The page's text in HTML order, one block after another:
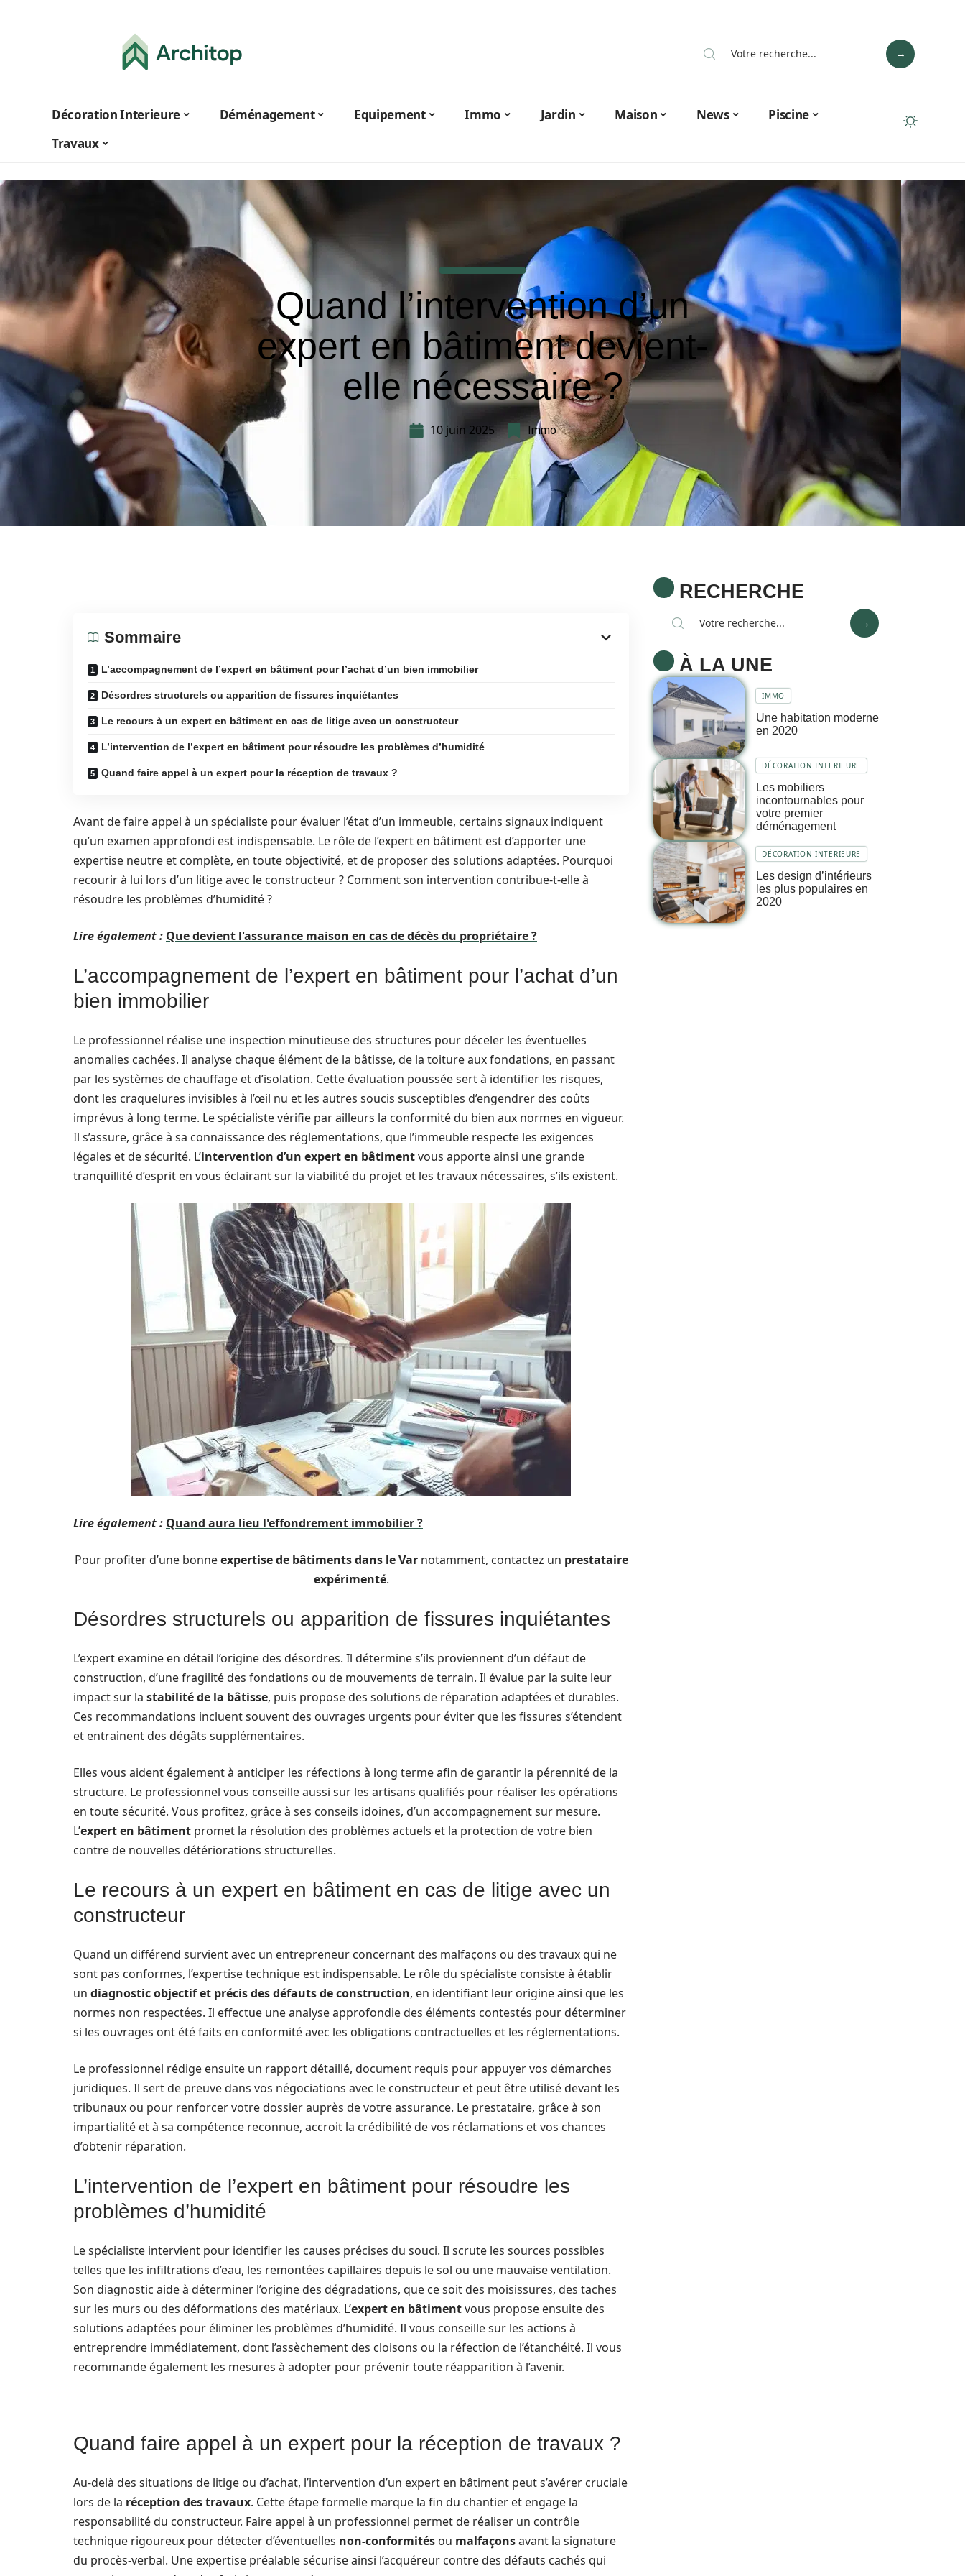
Décoration Interieure Déménagement Equipement Immo Jardin Maison News
Piscine
Travaux
Quand l’intervention d’un
expert en bâtiment devient-
elle nécessaire ?
10 juin 2025 Immo
Sommaire
L’accompagnement de l’expert en bâtiment pour l’achat d’un bien immobilier
Désordres structurels ou apparition de fissures inquiétantes
Le recours à un expert en bâtiment en cas de litige avec un constructeur
L’intervention de l’expert en bâtiment pour résoudre les problèmes d’humidité
Quand faire appel à un expert pour la réception de travaux ?
Avant de faire appel à un spécialiste pour évaluer l’état d’un immeuble, certains signaux indiquent
qu’un examen approfondi est indispensable. Le rôle de l’expert en bâtiment est d’apporter une
expertise neutre et complète, en toute objectivité, et de proposer des solutions adaptées. Pourquoi
recourir à lui lors d’un litige avec le constructeur ? Comment son intervention contribue-t-elle à
résoudre les problèmes d’humidité ?
Lire également : Que devient l'assurance maison en cas de décès du propriétaire ?
L’accompagnement de l’expert en bâtiment pour l’achat d’un
bien immobilier
Le professionnel réalise une inspection minutieuse des structures pour déceler les éventuelles
anomalies cachées. Il analyse chaque élément de la bâtisse, de la toiture aux fondations, en passant
par les systèmes de chauffage et d’isolation. Cette évaluation poussée sert à identifier les risques,
dont les craquelures invisibles à l’œil nu et les autres soucis susceptibles d’engendrer des coûts
imprévus à long terme. Le spécialiste vérifie par ailleurs la conformité du bien aux normes en vigueur.
Il s’assure, grâce à sa connaissance des réglementations, que l’immeuble respecte les exigences
légales et de sécurité. L’intervention d’un expert en bâtimentvous apporte ainsi une grande
tranquillité d’esprit en vous éclairant sur la viabilité du projet et les travaux nécessaires, s’ils existent.
Lire également : Quand aura lieu l'effondrement immobilier ?
Pour profiter d’une bonneexpertise de bâtiments dans le Varnotamment, contactez un prestataire
expérimenté.
Désordres structurels ou apparition de fissures inquiétantes
L’expert examine en détail l’origine des désordres. Il détermine s’ils proviennent d’un défaut de
construction, d’une fragilité des fondations ou de mouvements de terrain. Il évalue par la suite leur
impact sur la stabilité de la bâtisse, puis propose des solutions de réparation adaptées et durables.
Ces recommandations incluent souvent des ouvrages urgents pour éviter que les fissures s’étendent
et entrainent des dégâts supplémentaires.
Elles vous aident également à anticiper les réfections à long terme afin de garantir la pérennité de la
structure. Le professionnel vous conseille aussi sur les artisans qualifiés pour réaliser les opérations
en toute sécurité. Vous profitez, grâce à ses conseils idoines, d’un accompagnement sur mesure.
L’expert en bâtiment promet la résolution des problèmes actuels et la protection de votre bien
contre de nouvelles détériorations structurelles.
Le recours à un expert en bâtiment en cas de litige avec un
constructeur
Quand un différend survient avec un entrepreneur concernant des malfaçons ou des travaux qui ne
sont pas conformes, l’expertise technique est indispensable. Le rôle du spécialiste consiste à établir
un diagnostic objectif et précis des défauts de construction, en identifiant leur origine ainsi que les
normes non respectées. Il effectue une analyse approfondie des éléments contestés pour déterminer
si les ouvrages ont été faits en conformité avec les obligations contractuelles et les réglementations.
Le professionnel rédige ensuite un rapport détaillé, document requis pour appuyer vos démarches
juridiques. Il sert de preuve dans vos négociations avec le constructeur et peut être utilisé devant les
tribunaux ou pour renforcer votre dossier auprès de votre assurance. Le prestataire, grâce à son
impartialité et à sa compétence reconnue, accroit la crédibilité de vos réclamations et vos chances
d’obtenir réparation.
L’intervention de l’expert en bâtiment pour résoudre les
problèmes d’humidité
Le spécialiste intervient pour identifier les causes précises du souci. Il scrute les sources possibles
telles que les infiltrations d’eau, les remontées capillaires depuis le sol ou une mauvaise ventilation.
Son diagnostic aide à déterminer l’origine des dégradations, que ce soit des moisissures, des taches
sur les murs ou des déformations des matériaux. L’expert en bâtimentvous propose ensuite des
solutions adaptées pour éliminer les problèmes d’humidité. Il vous conseille sur les actions à
entreprendre immédiatement, dont l’assèchement des cloisons ou la réfection de l’étanchéité. Il vous
recommande également les mesures à adopter pour prévenir toute réapparition à l’avenir.
Quand faire appel à un expert pour la réception de travaux ?
Au-delà des situations de litige ou d’achat, l’intervention d’un expert en bâtiment peut s’avérer cruciale
lors de la réception des travaux. Cette étape formelle marque la fin du chantier et engage la
responsabilité du constructeur. Faire appel à un professionnel permet de réaliser un contrôle
technique rigoureux pour détecter d’éventuelles non-conformités ou malfaçonsavant la signature
du procès-verbal. Une expertise préalable sécurise ainsi l’acquéreur contre des défauts cachés qui
RECHERCHE
À LA UNE
IMMO
Une habitation moderne
en 2020
DÉCORATION INTERIEURE
Les mobiliers
incontournables pour
votre premier
déménagement
DÉCORATION INTERIEURE
Les design d’intérieurs
les plus populaires en
2020